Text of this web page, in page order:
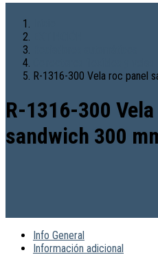
R-1316-300 Vela roc panel
R-1316-300 Vela
sandwich 300
Info General
Información adicional